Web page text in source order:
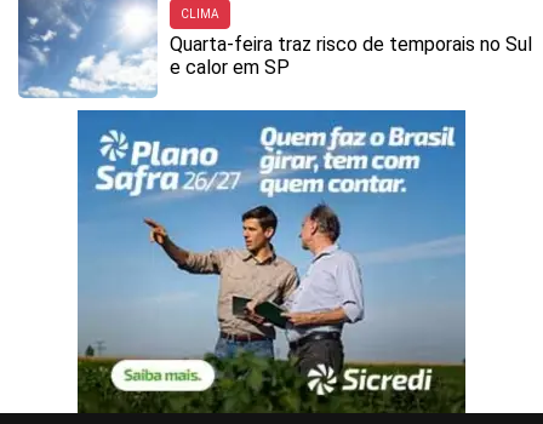
CLIMA
Quarta-feira traz risco de temporais no Sul
e calor em SP